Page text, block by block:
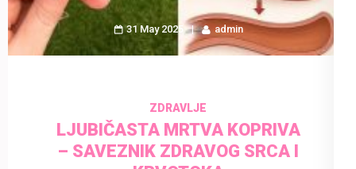
31 May 2025 admin
ZDRAVLJE
LJUBIČASTA MRTVA KOPRIVA
– SAVEZNIK ZDRAVOG SRCA I